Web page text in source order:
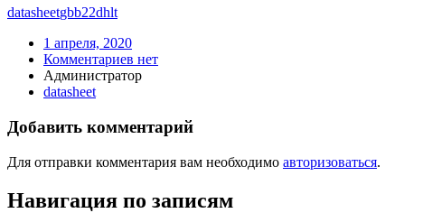
datasheetgbb22dhlt
1 апреля, 2020
Комментариев нет
Администратор
datasheet
Добавить комментарий
Для отправки комментария вам необходимо авторизоваться.
Навигация по записям